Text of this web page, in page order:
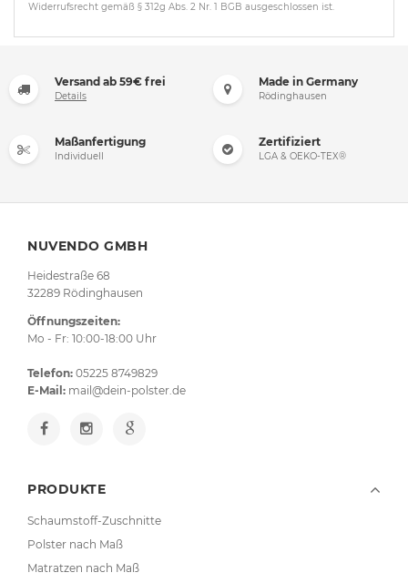
Widerrufsrecht gemäß § 312g Abs. 2 Nr. 1 BGB ausgeschlossen ist.
Versand ab 59€ frei
Details
Made in Germany
Rödinghausen
Maßanfertigung
Individuell
Zertifiziert
LGA & OEKO-TEX®
NUVENDO GMBH
Heidestraße 68
32289 Rödinghausen
Öffnungszeiten:
Mo - Fr: 10:00-18:00 Uhr
Telefon: 05225 8749829
E-Mail: mail@dein-polster.de
PRODUKTE
Schaumstoff-Zuschnitte
Polster nach Maß
Matratzen nach Maß